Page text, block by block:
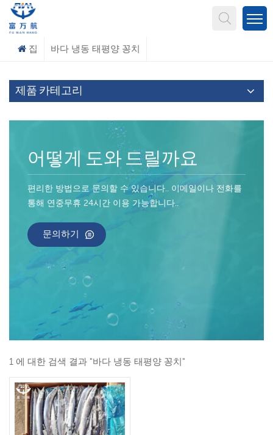
집 바다 냉동 태평양 꽁치
제품 카테고리
어떻게 도와 드릴까요
편리한 방법으로 문의할 수 있습니다.. 이메일이나 전화를
통해 연중무휴 24시간 이용 가능합니다..
문의하기
1 에 대한 검색 결과 "바다 냉동 태평양 꽁치"